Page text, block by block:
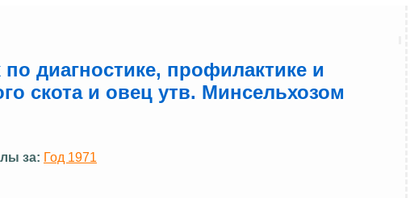
диагностике, профилактике и
скота и овец утв. Минсельхозом
за: Год 1971